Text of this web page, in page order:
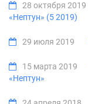
28 октября 2019
«Нептун» (5 2019)
29 июля 2019
15 марта 2019
«Нептун»